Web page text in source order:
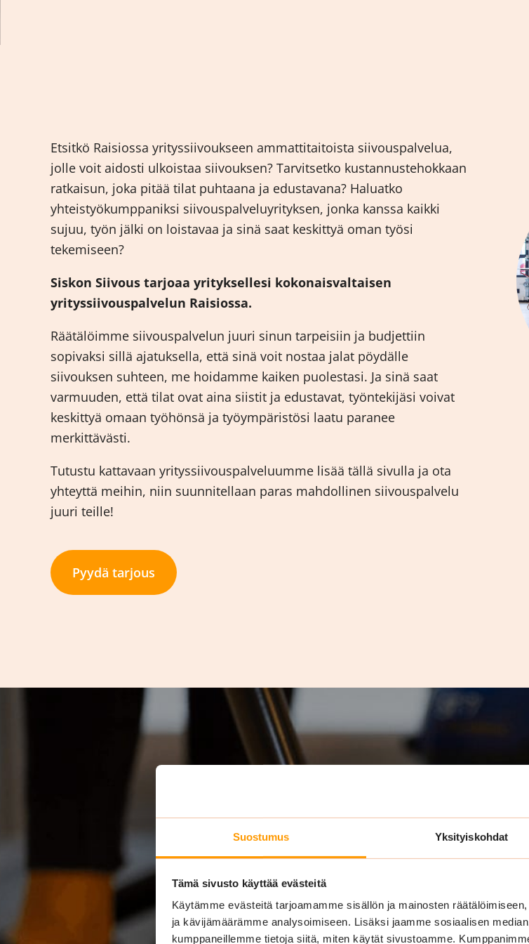
Suostumus Yksityiskohdat
Tämä sivusto käyttää evästeitä
Käytämme evästeitä tarjoamamme sisällön ja mainosten
ja kävijämäärämme analysoimiseen. Lisäksi jaamme sosiaalisen
kumppaneillemme tietoja siitä, miten käytät sivustoamme.
Etsitkö Raisiossa yrityssiivoukseen ammattitaitoista siivouspalvelua,
jolle voit aidosti ulkoistaa siivouksen? Tarvitsetko kustannustehokkaan
ratkaisun, joka pitää tilat puhtaana ja edustavana? Haluatko
yhteistyökumppaniksi siivouspalveluyrityksen, jonka kanssa kaikki
sujuu, työn jälki on loistavaa ja sinä saat keskittyä oman työsi
tekemiseen?
Siskon Siivous tarjoaa yrityksellesi kokonaisvaltaisen
yrityssiivouspalvelun Raisiossa.
Räätälöimme siivouspalvelun juuri sinun tarpeisiin ja budjettiin
sopivaksi sillä ajatuksella, että sinä voit nostaa jalat pöydälle
siivouksen suhteen, me hoidamme kaiken puolestasi. Ja sinä saat
varmuuden, että tilat ovat aina siistit ja edustavat, työntekijäsi voivat
keskittyä omaan työhönsä ja työympäristösi laatu paranee
merkittävästi.
Tutustu kattavaan yrityssiivouspalveluumme lisää tällä sivulla ja ota
yhteyttä meihin, niin suunnitellaan paras mahdollinen siivouspalvelu
juuri teille!
Pyydä tarjous